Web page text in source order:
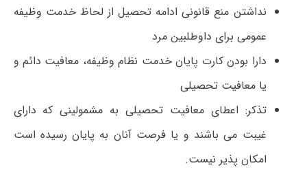
نداشتن منع قانونی ادامه تحصیل از لحاظ خدمت وظیفه
عمومی برای داوطلبین مرد
دارا بودن کارت پایان خدمت نظام وظیفه، معافیت دائم و
یا معافیت تحصیلی
تذکر: اعطای معافیت تحصیلی به مشمولینی که دارای
غیبت می باشند و یا فرصت آنان به پایان رسیده است
امکان پذیر نیست.